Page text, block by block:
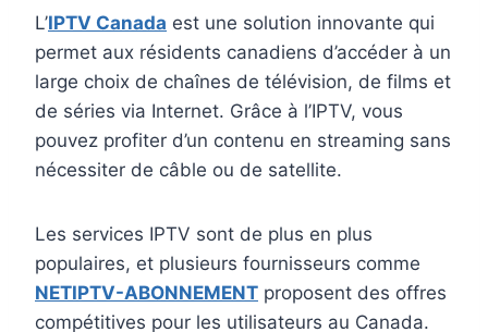
L’IPTV Canada est une solution innovante qui
permet aux résidents canadiens d’accéder à un
large choix de chaînes de télévision, de films et
de séries via Internet. Grâce à l’IPTV, vous
pouvez profiter d’un contenu en streaming sans
nécessiter de câble ou de satellite.
Les services IPTV sont de plus en plus
populaires, et plusieurs fournisseurs comme
NETIPTV-ABONNEMENT proposent des offres
compétitives pour les utilisateurs au Canada.